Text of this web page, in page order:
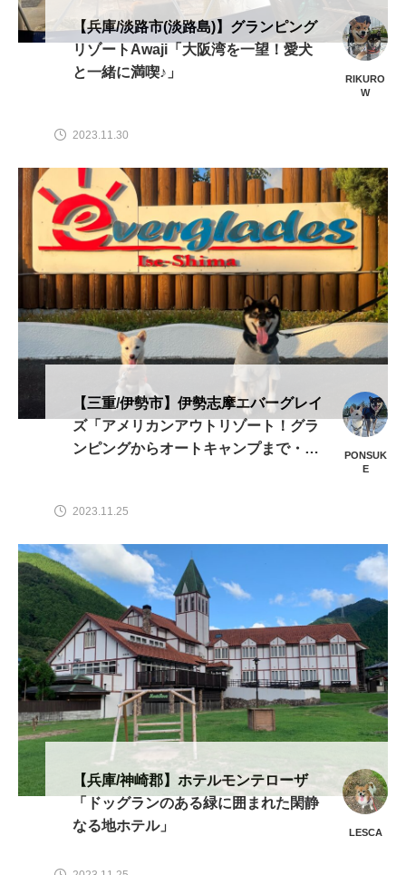
【兵庫/淡路市(淡路島)】グランピング
リゾートAwaji「大阪湾を一望！愛犬
と一緒に満喫♪」
RIKURO
W
2023.11.30
【三重/伊勢市】伊勢志摩エバーグレイ
ズ「アメリカンアウトリゾート！グラ
ンピングからオートキャンプまで・愛
PONSUK
E
2023.11.25
【兵庫/神崎郡】ホテルモンテローザ
「ドッグランのある緑に囲まれた閑静
なる地ホテル」
LESCA